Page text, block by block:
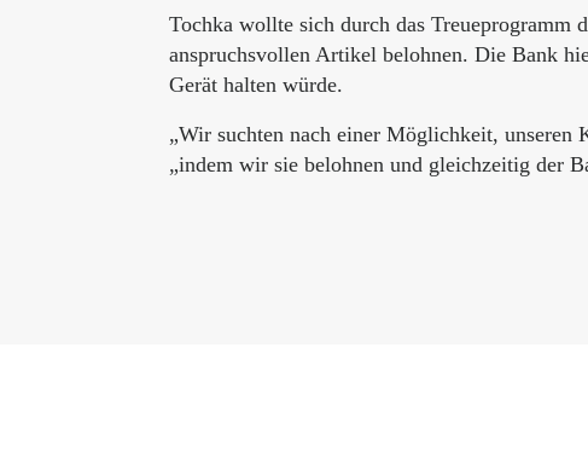
Tochka wollte sich durch das Treueprogramm
anspruchsvollen Artikel belohnen. Die Bank
Gerät halten würde.
„Wir suchten nach einer Möglichkeit, unseren
„indem wir sie belohnen und gleichzeitig der